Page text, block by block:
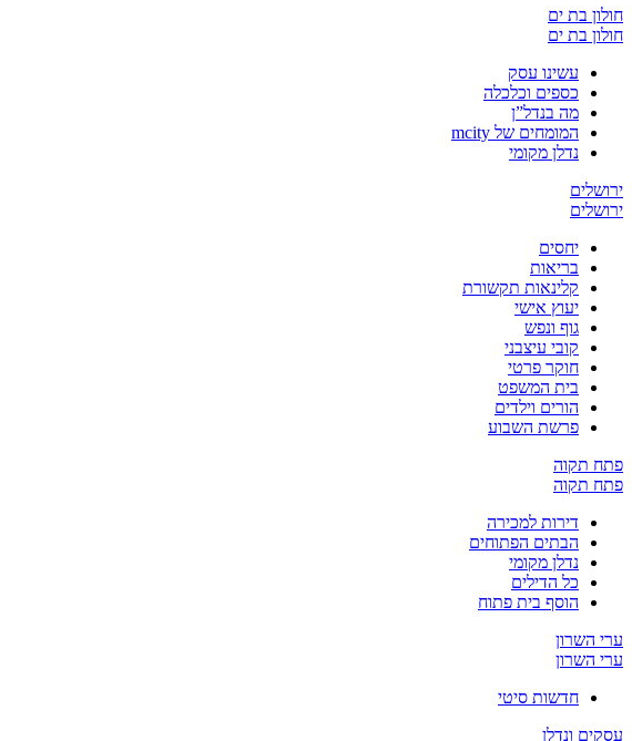
חולון בת ים
חולון בת ים
עשינו עסק
כספים וכלכלה
מה בנדל”ן
המומחים של mcity
נדלן מקומי
ירושלים
ירושלים
יחסים
בריאות
קלינאות תקשורת
יעוץ אישי
גוף ונפש
קובי עיצבני
חוקר פרטי
בית המשפט
הורים וילדים
פרשת השבוע
פתח תקוה
פתח תקוה
דירות למכירה
הבתים הפתוחים
נדלן מקומי
כל הדילים
הוסף בית פתוח
ערי השרון
ערי השרון
חדשות סיטי
עסקים ונדלן